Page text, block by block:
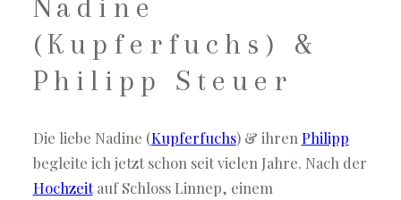
Nadine
(Kupferfuchs) &
Philipp Steuer
Die liebe Nadine (Kupferfuchs) & ihren Philipp
begleite ich jetzt schon seit vielen Jahre. Nach der
Hochzeitauf Schloss Linnep, einem